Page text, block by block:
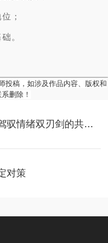
；
。
投稿，如涉及作品内容、版权和
删除！
理性与非理性的博弈：驾驭情绪双刃剑的共生智慧
对策